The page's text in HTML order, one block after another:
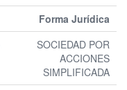
Forma Jurídica
SOCIEDAD POR
ACCIONES
SIMPLIFICADA